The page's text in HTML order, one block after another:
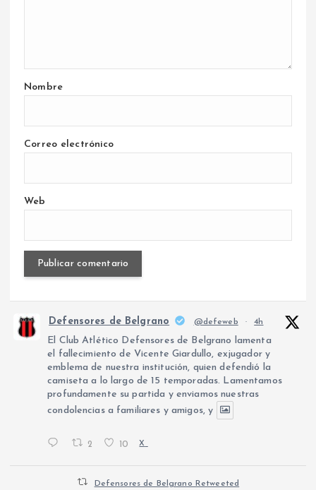
Nombre
Correo electrónico
Web
Defensores de Belgrano @defeweb · 4h
El Club Atlético Defensores de Belgrano lamenta
el fallecimiento de Vicente Giardullo, exjugador y
emblema de nuestra institución, quien defendió la
camiseta a lo largo de 15 temporadas. Lamentamos
profundamente su partida y enviamos nuestras
condolencias a familiares y amigos, y
2 10 X
Defensores de Belgrano Retweeted